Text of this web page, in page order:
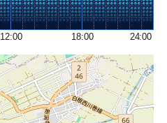
12:00 18:00 24:00